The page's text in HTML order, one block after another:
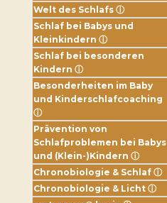
Welt des Schlafs ⓘ
Schlaf bei Babys und
Kleinkindern ⓘ
Schlaf bei besonderen
Kindern ⓘ
Besonderheiten im Baby
und Kinderschlafcoaching
ⓘ
Prävention von
Schlafproblemen bei Babys
und (Klein-)Kindern ⓘ
Chronobiologie & Schlaf ⓘ
Chronobiologie & Licht ⓘ